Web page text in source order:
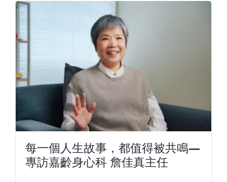
每一個人生故事，都值得被共鳴—
專訪嘉齡身心科 詹佳真主任